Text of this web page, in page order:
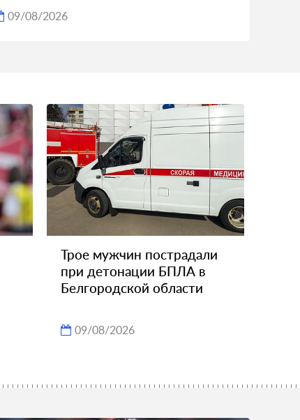
09/08/2026
Трое мужчин пострадали
при детонации БПЛА в
Белгородской области
09/08/2026